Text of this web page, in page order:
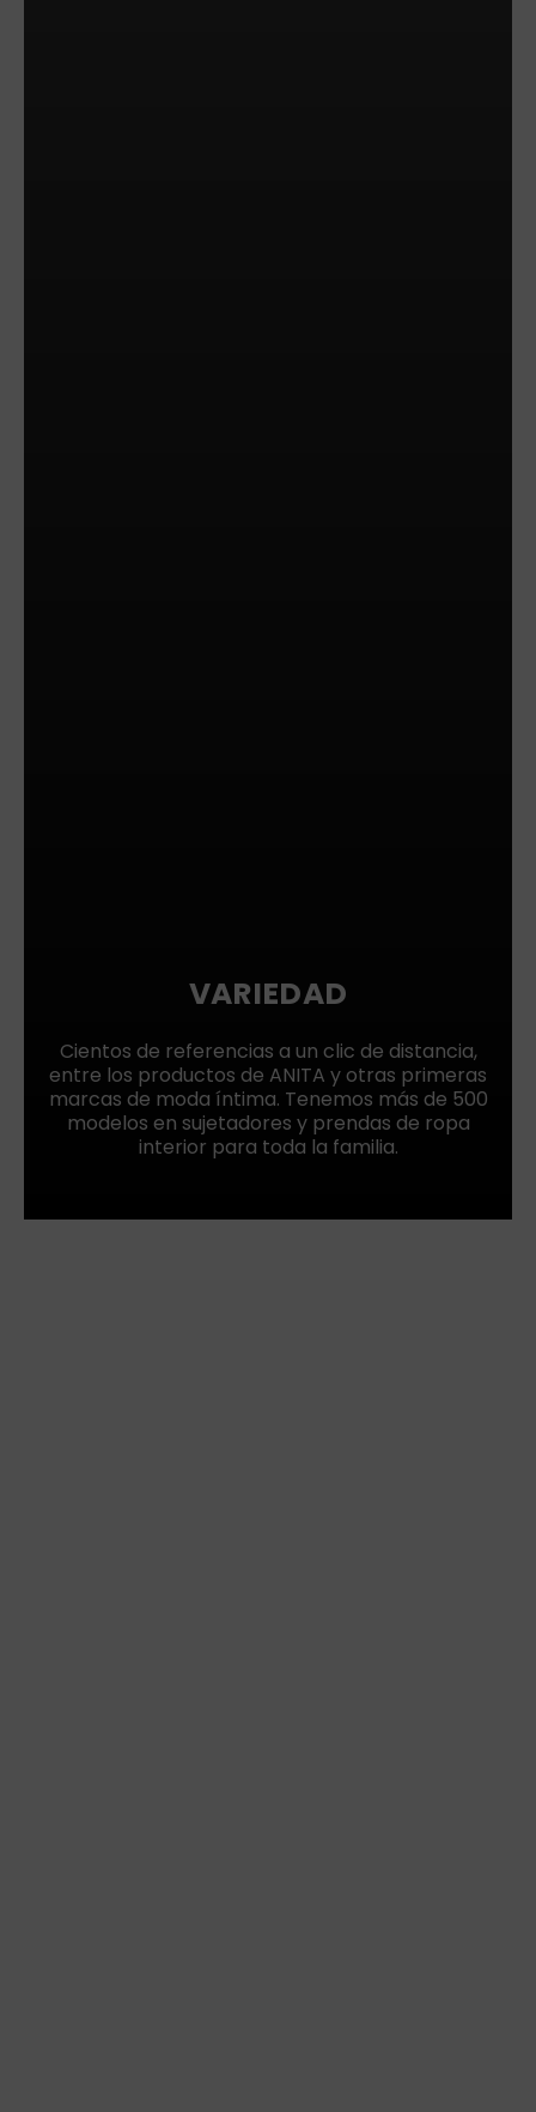
VARIEDAD
Cientos de referencias a un clic de distancia,
entre los productos de ANITA y otras primeras
marcas de moda íntima. Tenemos más de 500
modelos en sujetadores y prendas de ropa
interior para toda la familia.